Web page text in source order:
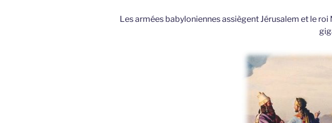
Les armées babyloniennes assiègent Jérusalem et le